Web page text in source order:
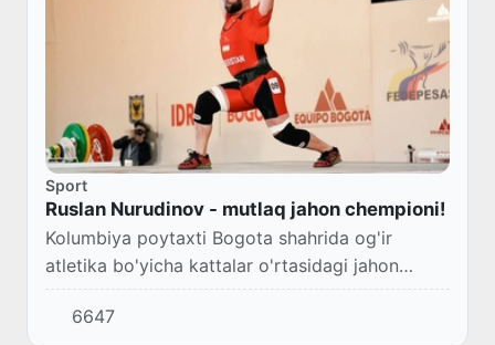
Sport
Ruslan Nurudinov - mutlaq jahon chempioni!
Kolumbiya poytaxti Bogota shahrida og'ir
atletika bo'yicha kattalar o'rtasidagi jahon
chempionati davom etmoqda.
6647